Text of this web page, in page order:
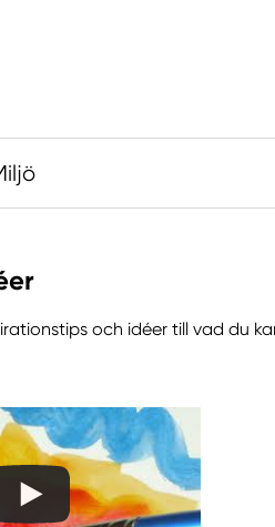
87
och idéer till vad du